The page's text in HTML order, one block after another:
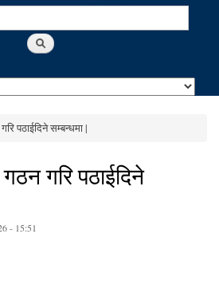
पठाईदिने सम्बन्धमा |
गरि पठाईदिने
- 15:51